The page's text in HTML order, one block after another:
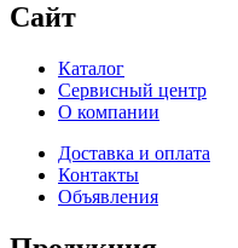
Сайт
Каталог
Сервисный центр
О компании
Доставка и оплата
Контакты
Объявления